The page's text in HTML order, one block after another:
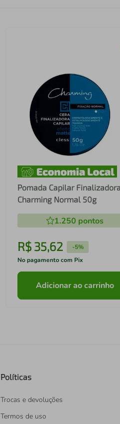
Pomada Capilar Finalizadora
Charming Normal 50g
1.250 pontos
R$ 35,62 -5%
No pagamento com Pix
Adicionar ao carrinho
Políticas
Trocas e devoluções
Termos de uso